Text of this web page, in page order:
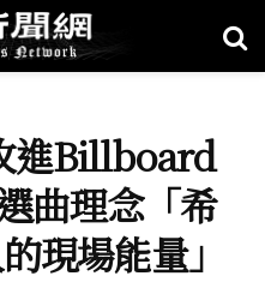
進Billboard
曲理念「希
現場能量」